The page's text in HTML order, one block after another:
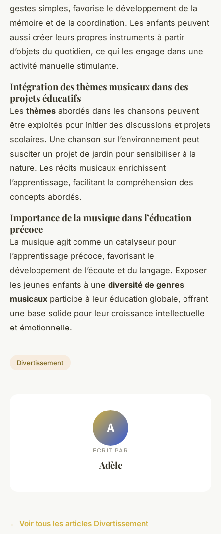
gestes simples, favorise le développement de la
mémoire et de la coordination. Les enfants peuvent
aussi créer leurs propres instruments à partir
d’objets du quotidien, ce qui les engage dans une
activité manuelle stimulante.
Intégration des thèmes musicaux dans des
projets éducatifs
Les thèmes abordés dans les chansons peuvent
être exploités pour initier des discussions et projets
scolaires. Une chanson sur l’environnement peut
susciter un projet de jardin pour sensibiliser à la
nature. Les récits musicaux enrichissent
l’apprentissage, facilitant la compréhension des
concepts abordés.
Importance de la musique dans l’éducation
précoce
La musique agit comme un catalyseur pour
l’apprentissage précoce, favorisant le
développement de l’écoute et du langage. Exposer
les jeunes enfants à une diversité de genres
musicaux participe à leur éducation globale, offrant
une base solide pour leur croissance intellectuelle
et émotionnelle.
Divertissement
A
ECRIT PAR
Adèle
← Voir tous les articles Divertissement